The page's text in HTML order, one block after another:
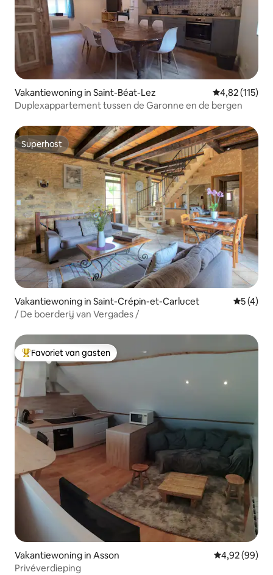
Vakantiewoning in Saint-Béat-Lez Gemiddelde
4,82 (115)
Duplexappartement tussen de Garonne en de bergen
Superhost
Superhost
Vakantiewoning in Saint-Crépin-et-Carlucet
5 (4)
/ De boerderij van Vergades /
Topfavoriet van gasten
Favoriet van gasten
Vakantiewoning in Asson Gemiddelde
4,92 (99)
Privéverdieping